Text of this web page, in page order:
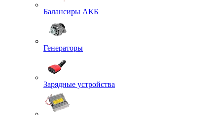
Балансиры АКБ
Генераторы
Зарядные устройства